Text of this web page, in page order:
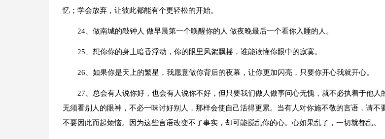
忆；学会放弃，让彼此都能有个更轻松的开始。
24、做南城的敲钟人 做早晨第一个唤醒你的人 做夜晚最后一个看你入睡的人。
25、想你你的身上暗香浮动，你的眼里风絮飘摇，谁能读懂你眼中的寂寞。
26、如果你是天上的繁星，我愿意做你背后的夜幕，让你更加闪亮，只要你开心我就开心。
27、总会有人说你好，也会有人说你不好，但只要我们做人做事问心无愧，就不必执着于他人
无须看别人的眼神，不必一味讨好别人，那样会使自己活得更累。当有人对你施不敬的言语，请不
不要因此而起烦恼。因为这些言语改变不了事实，却可能搅乱你的心。心如果乱了，一切就都乱。